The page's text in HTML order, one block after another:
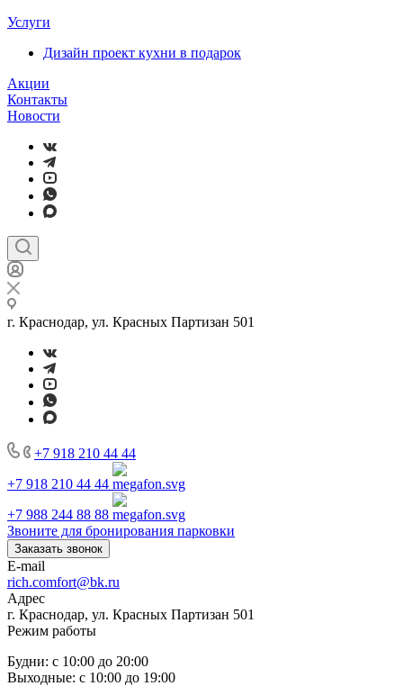
Услуги
Дизайн проект кухни в подарок
Акции
Контакты
Новости
г. Краснодар, ул. Красных Партизан 501
+7 918 210 44 44
+7 918 210 44 44
+7 988 244 88 88
Звоните для бронирования парковки
Заказать звонок
E-mail
rich.comfort@bk.ru
Адрес
г. Краснодар, ул. Красных Партизан 501
Режим работы
Будни: с 10:00 до 20:00
Выходные: с 10:00 до 19:00